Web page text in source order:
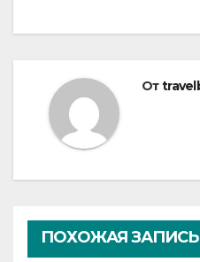
От
ПОХОЖАЯ ЗАПИСЬ